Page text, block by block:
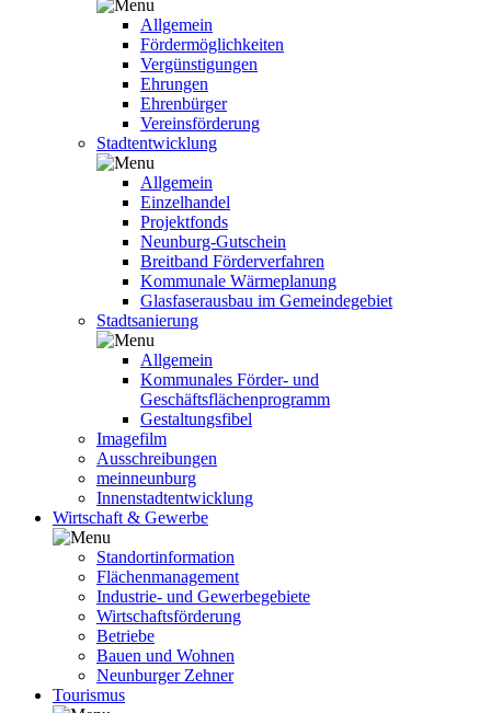
Allgemein
Fördermöglichkeiten
Vergünstigungen
Ehrungen
Ehrenbürger
Vereinsförderung
Stadtentwicklung
Allgemein
Einzelhandel
Projektfonds
Neunburg-Gutschein
Breitband Förderverfahren
Kommunale Wärmeplanung
Glasfaserausbau im Gemeindegebiet
Stadtsanierung
Allgemein
Kommunales Förder- und
Geschäftsflächenprogramm
Gestaltungsfibel
Imagefilm
Ausschreibungen
meinneunburg
Innenstadtentwicklung
Wirtschaft & Gewerbe
Standortinformation
Flächenmanagement
Industrie- und Gewerbegebiete
Wirtschaftsförderung
Betriebe
Bauen und Wohnen
Neunburger Zehner
Tourismus